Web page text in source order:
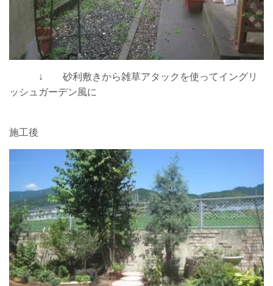
↓ 砂利敷きから雑草アタックを使ってイングリ
ッシュガーデン風に
施工後